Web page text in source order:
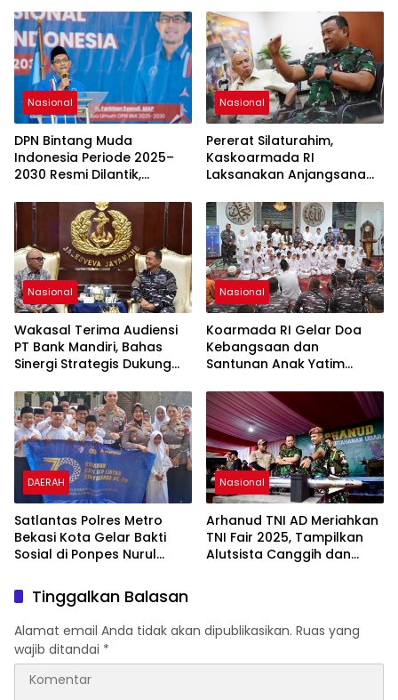
Nasional
DPN Bintang Muda
Indonesia Periode 2025–
2030 Resmi Dilantik,
Perkuat Partai Demokrat
Nasional
Pererat Silaturahim,
Kaskoarmada RI
Laksanakan Anjangsana
dalam Rangka HUT ke-80
TNI
Nasional
Wakasal Terima Audiensi
PT Bank Mandiri, Bahas
Sinergi Strategis Dukung
Nasional
Koarmada RI Gelar Doa
Kebangsaan dan
Santunan Anak Yatim
DAERAH
Satlantas Polres Metro
Bekasi Kota Gelar Bakti
Sosial di Ponpes Nurul
Nasional
Arhanud TNI AD Meriahkan
TNI Fair 2025, Tampilkan
Alutsista Canggih dan
Tinggalkan Balasan
Alamat email Anda tidak akan dipublikasikan. Ruas yang
wajib ditandai *